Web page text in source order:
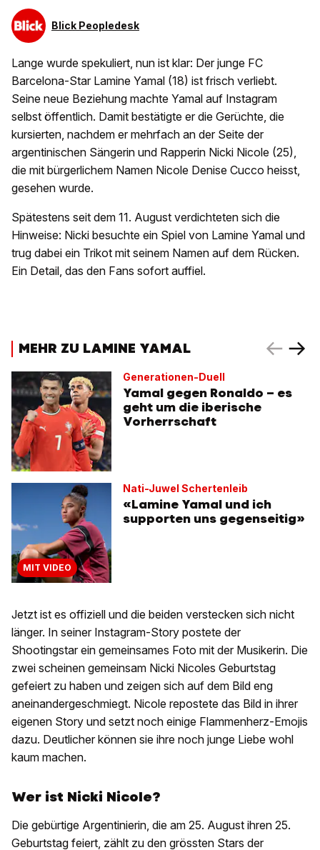
Blick Peopledesk
Lange wurde spekuliert, nun ist klar: Der junge FC
Barcelona-Star Lamine Yamal (18) ist frisch verliebt.
Seine neue Beziehung machte Yamal auf Instagram
selbst öffentlich. Damit bestätigte er die Gerüchte, die
kursierten, nachdem er mehrfach an der Seite der
argentinischen Sängerin und Rapperin Nicki Nicole (25),
die mit bürgerlichem Namen Nicole Denise Cucco heisst,
gesehen wurde.
Spätestens seit dem 11. August verdichteten sich die
Hinweise: Nicki besuchte ein Spiel von Lamine Yamal und
trug dabei ein Trikot mit seinem Namen auf dem Rücken.
Ein Detail, das den Fans sofort auffiel.
MEHR ZU LAMINE YAMAL
Generationen-Duell
Yamal gegen Ronaldo – es
geht um die iberische
Vorherrschaft
MIT VIDEO
Nati-Juwel Schertenleib
«Lamine Yamal und ich
supporten uns gegenseitig»
Jetzt ist es offiziell und die beiden verstecken sich nicht
länger. In seiner Instagram-Story postete der
Shootingstar ein gemeinsames Foto mit der Musikerin. Die
zwei scheinen gemeinsam Nicki Nicoles Geburtstag
gefeiert zu haben und zeigen sich auf dem Bild eng
aneinandergeschmiegt. Nicole repostete das Bild in ihrer
eigenen Story und setzt noch einige Flammenherz-Emojis
dazu. Deutlicher können sie ihre noch junge Liebe wohl
kaum machen.
Wer ist Nicki Nicole?
Die gebürtige Argentinierin, die am 25. August ihren 25.
Geburtstag feiert, zählt zu den grössten Stars der